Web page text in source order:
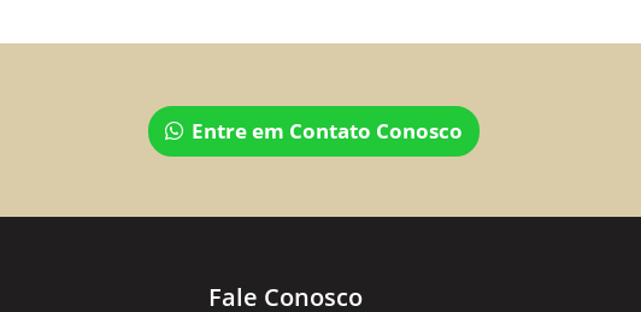
Entre em Contato Conosco
Fale Conosco